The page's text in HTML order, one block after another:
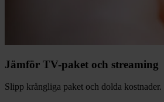
Jämför TV-paket och streaming
Slipp krångliga paket och dolda